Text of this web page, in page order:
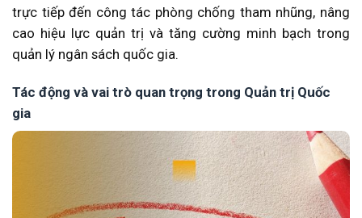
trực tiếp đến công tác phòng chống tham nhũng, nâng
cao hiệu lực quản trị và tăng cường minh bạch trong
quản lý ngân sách quốc gia.
Tác động và vai trò quan trọng trong Quản trị Quốc
gia